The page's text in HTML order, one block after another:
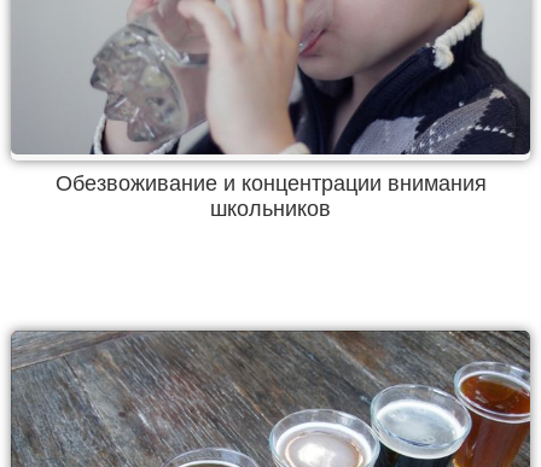
Обезвоживание и концентрации внимания
школьников